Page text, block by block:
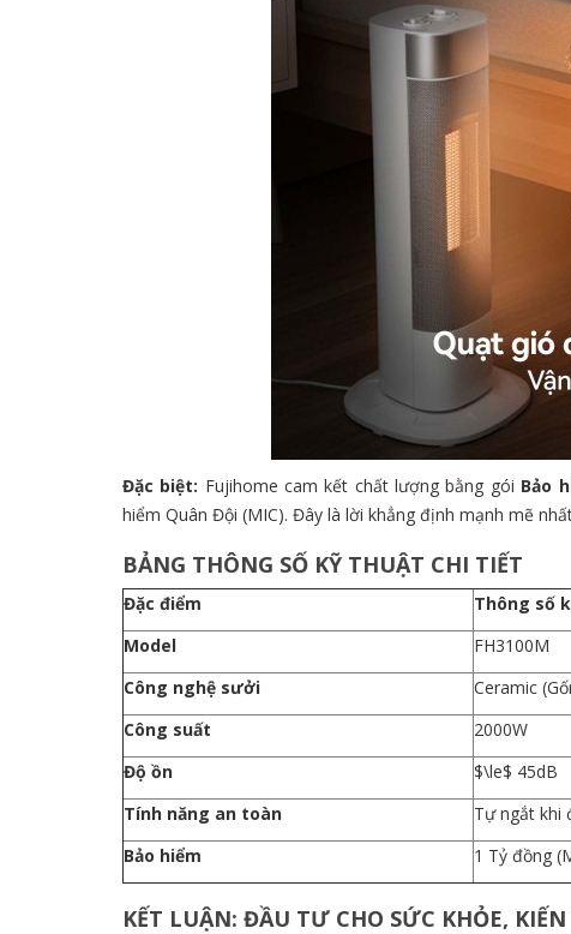
Đặc biệt: Fujihome cam kết chất lượng bằng gói Bảo
hiểm Quân Đội (MIC). Đây là lời khẳng định mạnh mẽ
BẢNG THÔNG SỐ KỸ THUẬT CHI TIẾT
Đặc điểm
Thông số
Model
FH3100M
Công nghệ sưởi
Ceramic
Công suất
2000W
Độ ồn
$\le$ 45dB
Tính năng an toàn
Tự ngắt khi
Bảo hiểm
1 Tỷ đồng
KẾT LUẬN: ĐẦU TƯ CHO SỨC KHỎE,